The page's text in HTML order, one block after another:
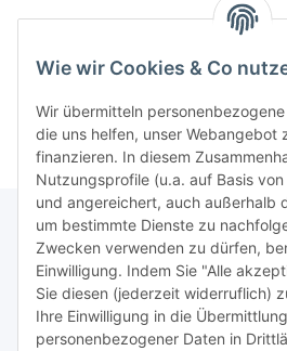
>>Containersucher
>>Goldinfoseite
TiDis Lizenzsystem
Meist besuchte Seiten:
Wie wir Cookies & Co
Wir übermitteln
die uns helfen, unser Webangebot
finanzieren. In diesem
Nutzungsprofile (u.a. auf Basis
und angereichert, auch außerhalb
um bestimmte Dienste zu
Zwecken verwenden zu dürfen,
Einwilligung. Indem Sie "Alle
Sie diesen (jederzeit widerruflich)
Ihre Einwilligung in die
personenbezogener Daten in